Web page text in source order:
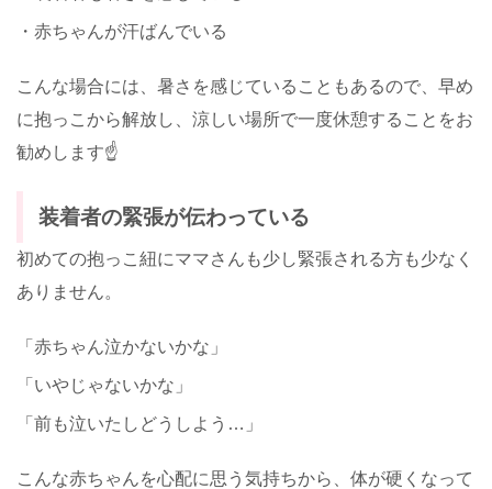
・赤ちゃんが汗ばんでいる
こんな場合には、暑さを感じていることもあるので、早め
に抱っこから解放し、涼しい場所で一度休憩することをお
勧めします☝️
装着者の緊張が伝わっている
初めての抱っこ紐にママさんも少し緊張される方も少なく
ありません。
「赤ちゃん泣かないかな」
「いやじゃないかな」
「前も泣いたしどうしよう…」
こんな赤ちゃんを心配に思う気持ちから、体が硬くなって